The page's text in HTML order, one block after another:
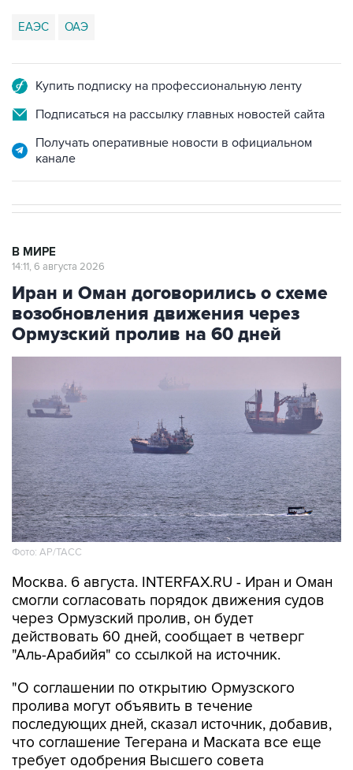
ЕАЭС ОАЭ
Купить подписку на профессиональную ленту
Подписаться на рассылку главных новостей сайта
Получать оперативные новости в официальном
канале
В МИРЕ
14:11, 6 августа 2026
Иран и Оман договорились о схеме
возобновления движения через
Ормузский пролив на 60 дней
Фото: AP/ТАСС
Москва. 6 августа. INTERFAX.RU - Иран и Оман
смогли согласовать порядок движения судов
через Ормузский пролив, он будет
действовать 60 дней, сообщает в четверг
"Аль-Арабийя" со ссылкой на источник.
"О соглашении по открытию Ормузского
пролива могут объявить в течение
последующих дней, сказал источник, добавив,
что соглашение Тегерана и Маската все еще
требует одобрения Высшего совета